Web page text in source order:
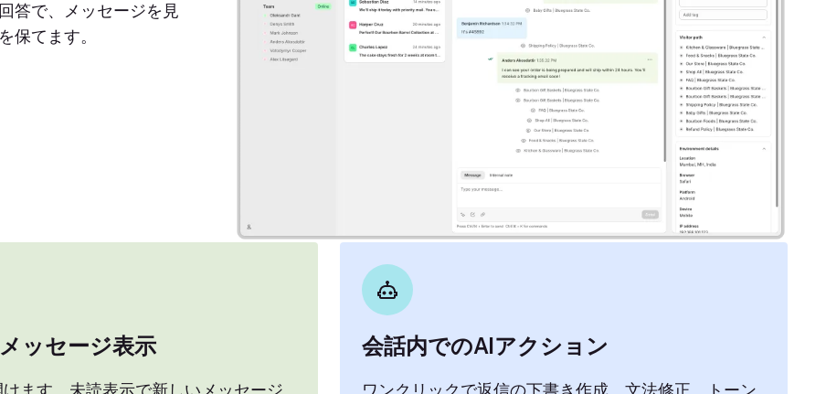
答で、メッセージを見
保てます。
ッセージ表示 会話内でのAIアクション